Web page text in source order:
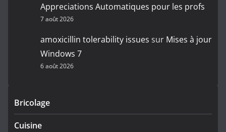
Appreciations Automatiques pour les profs
7 août 2026
amoxicillin tolerability issues sur Mises à jour
Windows 7
6 août 2026
Bricolage
Cuisine